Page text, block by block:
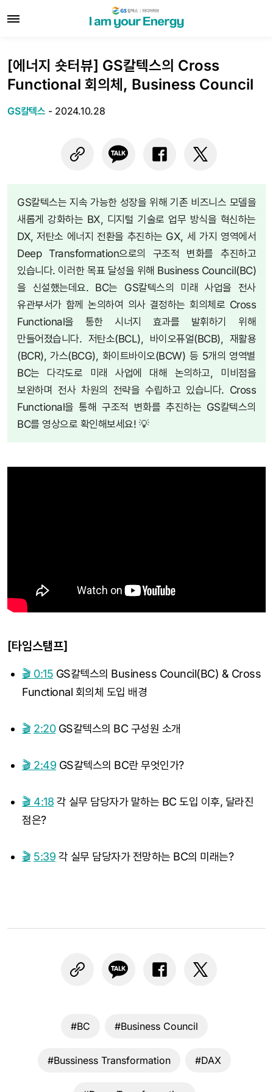
[에너지 숏터뷰] GS칼텍스의 Cross
Functional 회의체, Business Council
GS칼텍스 - 2024.10.28
GS칼텍스는 지속 가능한 성장을 위해 기존 비즈니스 모델을
새롭게 강화하는 BX, 디지털 기술로 업무 방식을 혁신하는
DX, 저탄소 에너지 전환을 추진하는 GX, 세 가지 영역에서
Deep Transformation으로의 구조적 변화를 추진하고
있습니다. 이러한 목표 달성을 위해 Business Council(BC)
을 신설했는데요. BC는 GS칼텍스의 미래 사업을 전사
유관부서가 함께 논의하여 의사 결정하는 회의체로 Cross
Functional을 통한 시너지 효과를 발휘하기 위해
만들어졌습니다. 저탄소(BCL), 바이오퓨얼(BCB), 재활용
(BCR), 가스(BCG), 화이트바이오(BCW) 등 5개의 영역별
BC는 다각도로 미래 사업에 대해 논의하고, 미비점을
보완하며 전사 차원의 전략을 수립하고 있습니다. Cross
Functional을 통해 구조적 변화를 추진하는 GS칼텍스의
BC를 영상으로 확인해보세요! 💡
[타임스탬프]
🎬 0:15 GS칼텍스의 Business Council(BC) & Cross
Functional 회의체 도입 배경
🎬 2:20GS칼텍스의 BC 구성원 소개
🎬 2:49 GS칼텍스의 BC란 무엇인가?
🎬 4:18 각 실무 담당자가 말하는 BC 도입 이후, 달라진
점은?
🎬 5:39 각 실무 담당자가 전망하는 BC의 미래는?
#BC #Business Council
#Bussiness Transformation #DAX